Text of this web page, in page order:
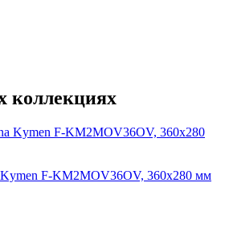
коллекциях
F-KM2MOV36OV, 360x280 мм